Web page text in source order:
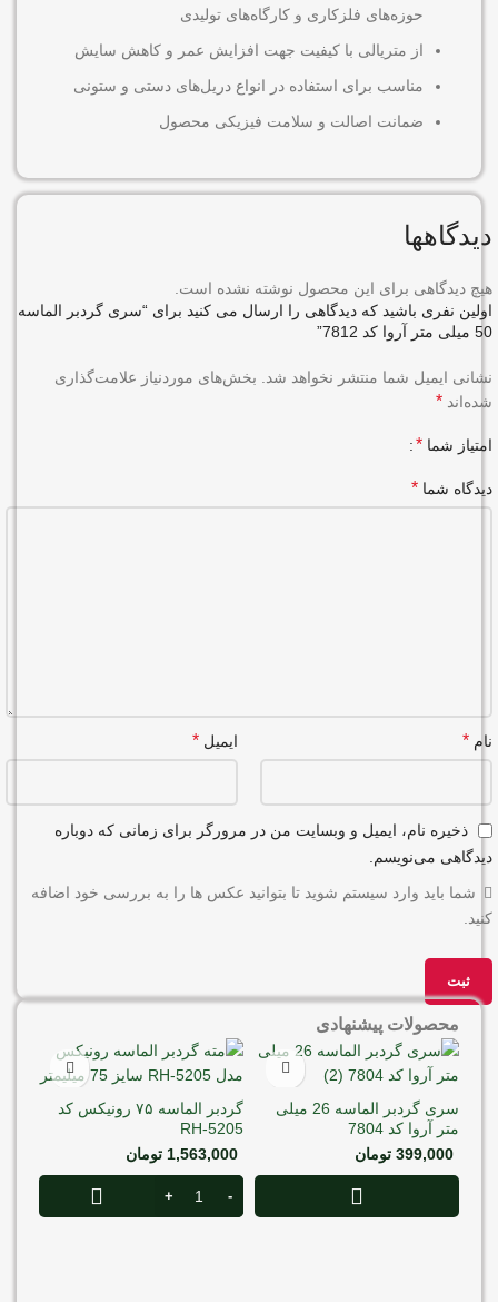
حوزه‌های فلزکاری و کارگاه‌های تولیدی
از متریالی با کیفیت جهت افزایش عمر و کاهش سایش
مناسب برای استفاده در انواع دریل‌های دستی و ستونی
ضمانت اصالت و سلامت فیزیکی محصول
دیدگاهها
هیچ دیدگاهی برای این محصول نوشته نشده است.
اولین نفری باشید که دیدگاهی را ارسال می کنید برای “سری گردبر الماسه
50 میلی متر آروا کد 7812”
نشانی ایمیل شما منتشر نخواهد شد.
بخش‌های موردنیاز علامت‌گذاری
شده‌اند *
امتیاز شما *
دیدگاه شما *
نام * ایمیل *
ذخیره نام، ایمیل و وبسایت من در مرورگر برای زمانی که دوباره
دیدگاهی می‌نویسم.
شما باید وارد سیستم شوید تا بتوانید عکس ها را به بررسی خود اضافه
کنید.
محصولات پیشنهادی
سری گردبر الماسه 26 میلی
متر آروا کد 7804
399,000 تومان
گردبر الماسه ۷۵ رونیکس کد
RH-5205
1,563,000 تومان